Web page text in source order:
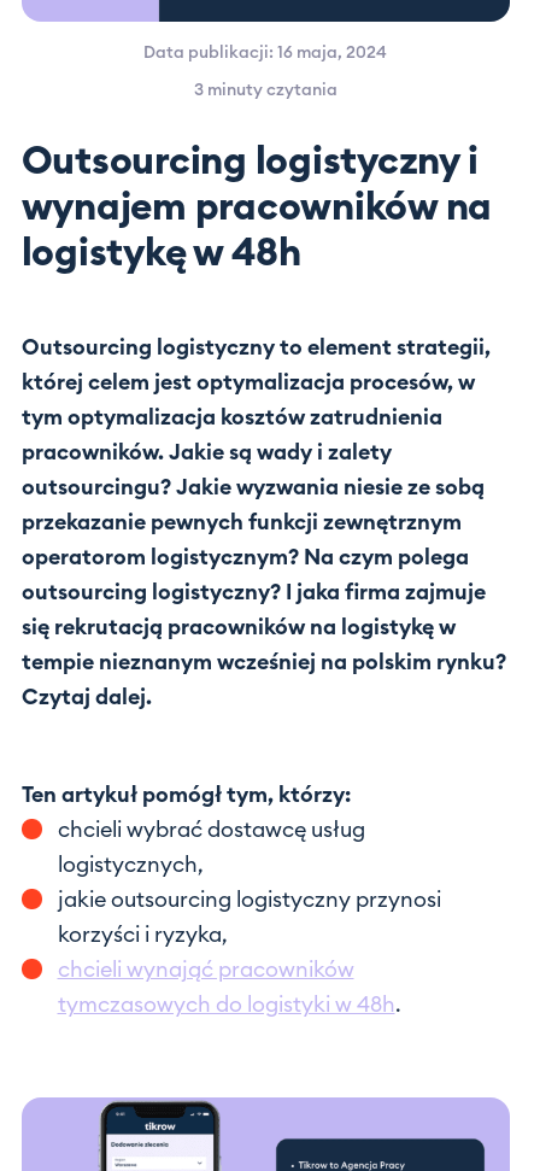
Data publikacji: 16 maja, 2024
3 minuty czytania
Outsourcing logistyczny i
wynajem pracowników na
logistykę w 48h
Outsourcing logistyczny to element strategii,
której celem jest optymalizacja procesów, w
tym optymalizacja kosztów zatrudnienia
pracowników. Jakie są wady i zalety
outsourcingu? Jakie wyzwania niesie ze sobą
przekazanie pewnych funkcji zewnętrznym
operatorom logistycznym? Na czym polega
outsourcing logistyczny? I jaka firma zajmuje
się rekrutacją pracowników na logistykę w
tempie nieznanym wcześniej na polskim rynku?
Czytaj dalej.
Ten artykuł pomógł tym, którzy:
chcieli wybrać dostawcę usług
logistycznych,
jakie outsourcing logistyczny przynosi
korzyści i ryzyka,
chcieli wynająć pracowników
tymczasowych do logistyki w 48h.